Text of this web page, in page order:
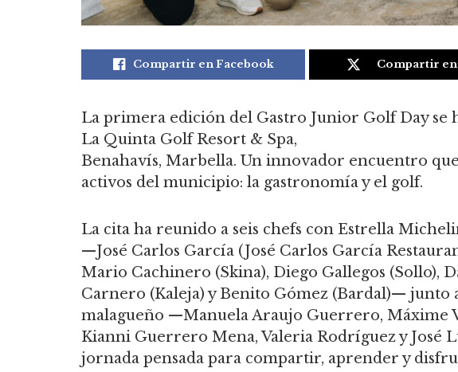
Compartir en Facebook Compartir
La primera edición del Gastro Junior Golf Day se
La Quinta Golf Resort & Spa,
Benahavís, Marbella. Un innovador encuentro
activos del municipio: la gastronomía y el golf.
La cita ha reunido a seis chefs con Estrella
—José Carlos García (José Carlos García
Mario Cachinero (Skina), Diego Gallegos (Sollo),
Carnero (Kaleja) y Benito Gómez (Bardal)— junto
malagueño —Manuela Araujo Guerrero, Máxime
Kianni Guerrero Mena, Valeria Rodríguez y José
jornada pensada para compartir, aprender y